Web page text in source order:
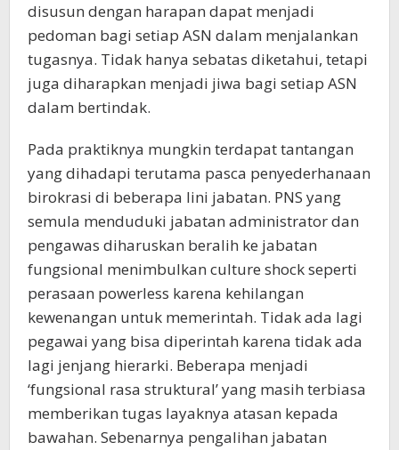
disusun dengan harapan dapat menjadi
pedoman bagi setiap ASN dalam menjalankan
tugasnya. Tidak hanya sebatas diketahui, tetapi
juga diharapkan menjadi jiwa bagi setiap ASN
dalam bertindak.
Pada praktiknya mungkin terdapat tantangan
yang dihadapi terutama pasca penyederhanaan
birokrasi di beberapa lini jabatan. PNS yang
semula menduduki jabatan administrator dan
pengawas diharuskan beralih ke jabatan
fungsional menimbulkan culture shock seperti
perasaan powerless karena kehilangan
kewenangan untuk memerintah. Tidak ada lagi
pegawai yang bisa diperintah karena tidak ada
lagi jenjang hierarki. Beberapa menjadi
‘fungsional rasa struktural’ yang masih terbiasa
memberikan tugas layaknya atasan kepada
bawahan. Sebenarnya pengalihan jabatan